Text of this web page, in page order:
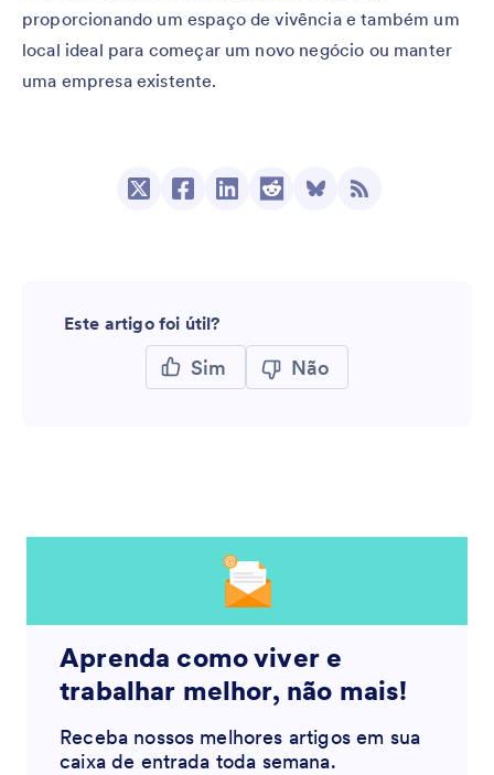
proporcionando um espaço de vivência e também um
local ideal para começar um novo negócio ou manter
uma empresa existente.
Este artigo foi útil?
Sim Não
Aprenda como viver e
trabalhar melhor, não mais!
Receba nossos melhores artigos em sua
caixa de entrada toda semana.